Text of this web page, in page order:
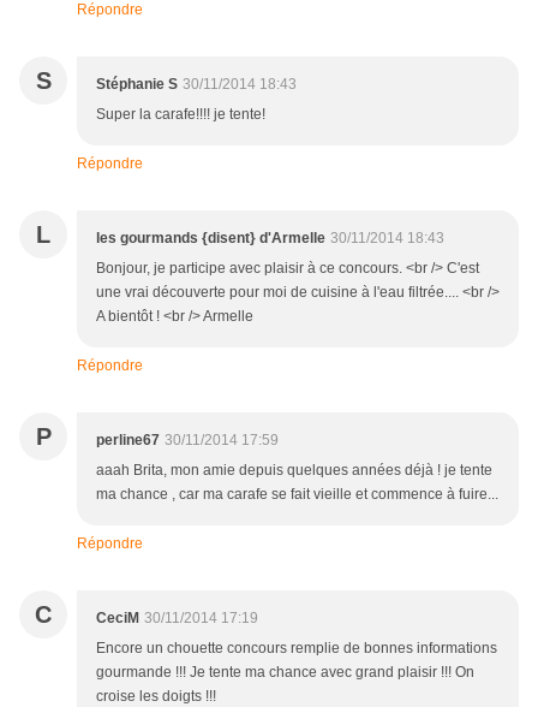
Répondre
S Stéphanie S 30/11/2014 18:43
Super la carafe!!!! je tente!
Répondre
L les gourmands {disent} d'Armelle 30/11/2014 18:43
Bonjour, je participe avec plaisir à ce concours. <br /> C'est
une vrai découverte pour moi de cuisine à l'eau filtrée.... <br />
A bientôt ! <br /> Armelle
Répondre
P perline67 30/11/2014 17:59
aaah Brita, mon amie depuis quelques années déjà ! je tente
ma chance , car ma carafe se fait vieille et commence à fuire...
Répondre
C CeciM 30/11/2014 17:19
Encore un chouette concours remplie de bonnes informations
gourmande !!! Je tente ma chance avec grand plaisir !!! On
croise les doigts !!!